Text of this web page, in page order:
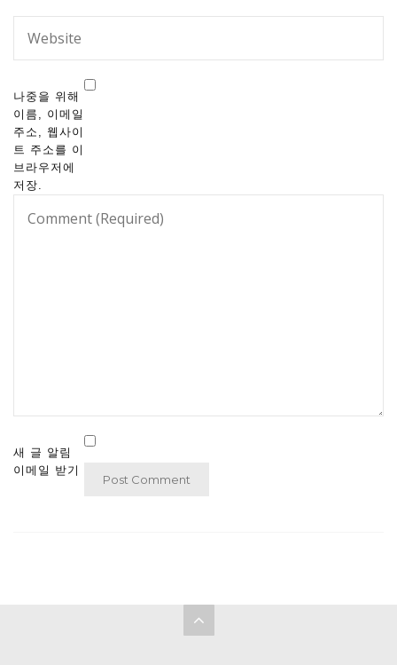
나중을 위해
이름, 이메일
주소, 웹사이
트 주소를 이
브라우저에
저장.
새 글 알림
이메일 받기